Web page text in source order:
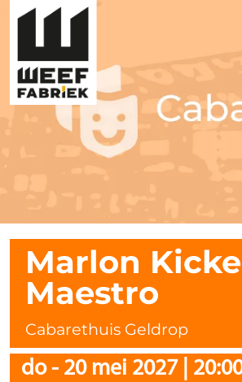
Marlon
Maestro
Cabarethuis Geldrop
do- 20 mei 2027|